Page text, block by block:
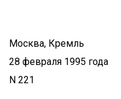
Москва, Кремль
28 февраля 1995 года
N 221